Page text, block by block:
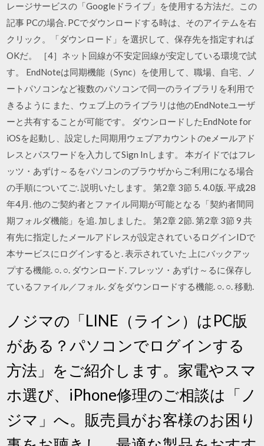
レージサービスの「Googleドライブ」を使用する方法だ。この
記事 PCの場合. PCでダウンロードする時は、そのアイテムを右
クリック。「ダウンロード」を選択して、保存先を指定すれば
OKだ。 ［4］ネット回線が不安定回線が安定している環境で試
す。 EndNoteは同期機能（Sync）を使用して、職場、自宅、ノ
ートパソコンなど複数のパソコンで同一のライブラリを利用で
きるように また、ウェブ上のライブラリは他のEndNoteユーザ
ーと共有することが可能です。 ダウンロードしたEndNote for
iOSを起動し、設定した同期用ウェブアカウントのeメールアド
レスとパスワードを入力してSign Inします。 本ガイドではフレ
ッツ・あずけ～るをパソコンのブラウザからご利用になる場合
の手順についてご. 説明いたします。 第2章 3節 5. 4.0版. 平成28
年4月. 他のご契約者とファイル同期が可能となる「契約者間同
期フォルダ機能」を追. 加しました。 第2章 2節. 第2章 3節 9 共
有先に指定したメールアドレスが設定されているログインIDで
本サービスにログインすると. 表示されていた 上にバックアッ
プする機能. ○. ○. ダウンロード. フレッツ・あずけ～るに保存し
ているファイル／フォル. ダをダウンロードする機能. ○. ○. 移動.
ノジマの「LINE（ライン）はPC版
がある？パソコンでログインする
方法」をご紹介します。家電やスマ
ホ選び、iPhone修理のご相談は「ノ
ジマ」へ。販売員がお客様のお困り